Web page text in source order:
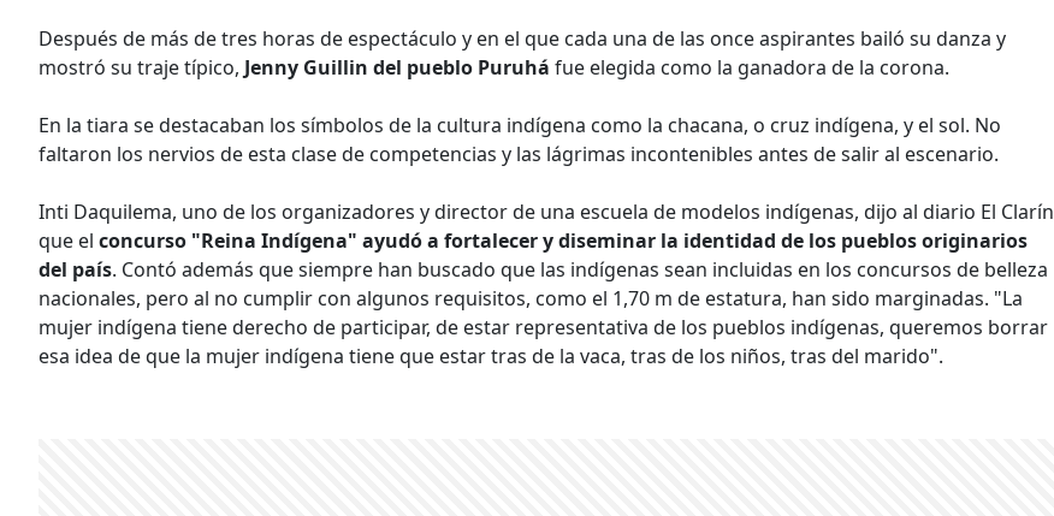
Después de más de tres horas de espectáculo y en el que cada una de las once aspirantes bailó su danza y
mostró su traje típico, Jenny Guillin del pueblo Puruhá fue elegida como la ganadora de la corona.
En la tiara se destacaban los símbolos de la cultura indígena como la chacana, o cruz indígena, y el sol. No
faltaron los nervios de esta clase de competencias y las lágrimas incontenibles antes de salir al escenario.
Inti Daquilema, uno de los organizadores y director de una escuela de modelos indígenas, dijo al diario El Clarín
que el concurso "Reina Indígena" ayudó a fortalecer y diseminar la identidad de los pueblos originarios
del país. Contó además que siempre han buscado que las indígenas sean incluidas en los concursos de belleza
nacionales, pero al no cumplir con algunos requisitos, como el 1,70 m de estatura, han sido marginadas. "La
mujer indígena tiene derecho de participar, de estar representativa de los pueblos indígenas, queremos borrar
esa idea de que la mujer indígena tiene que estar tras de la vaca, tras de los niños, tras del marido".